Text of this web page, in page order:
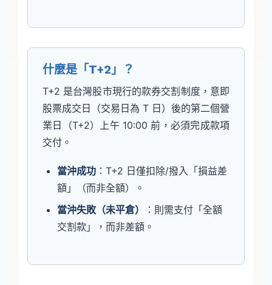
什麼是「T+2」？
T+2 是台灣股市現行的款券交割制度，意即
股票成交日（交易日為 T 日）後的第二個營
業日（T+2）上午 10:00 前，必須完成款項
交付。
當沖成功 ：T+2 日僅扣除/撥入「損益差
額」（而非全額）。
當沖失敗（未平倉）
：則需支付「全額
交割款」，而非差額。